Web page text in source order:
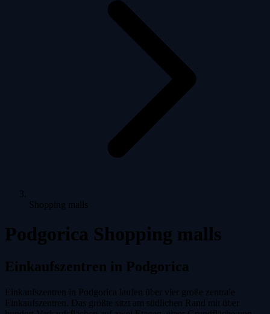
Shopping malls
Podgorica Shopping malls
Einkaufszentren in Podgorica
Einkaufszentren in Podgorica laufen über vier große zentrale
Einkaufszentren. Das größte sitzt am südlichen Rand mit über